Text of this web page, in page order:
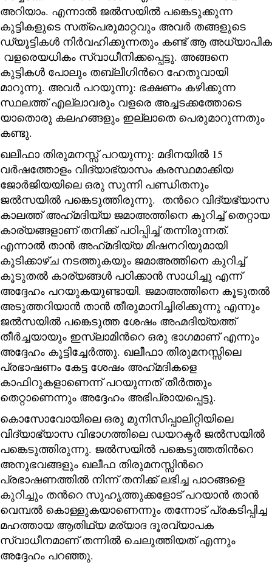
അറിയാം. എന്നാൽ ജൽസയിൽ പങ്കെടുക്കുന്ന
കുട്ടികളുടെ സത്‌പെരുമാറ്റവും അവർ തങ്ങളുടെ
ഡ്യൂട്ടികൾ നിർവഹിക്കുന്നതും കണ്ട് ആ അധ്യാപിക
വളരെയധികം സ്വാധീനിക്കപ്പെട്ടു. അങ്ങനെ
കുട്ടികൾ പോലും തബ്‌ലീഗിന്‍റെ ഹേതുവായി
മാറുന്നു. അവർ പറയുന്നു: ഭക്ഷണം കഴിക്കുന്ന
സ്ഥലത്ത് എല്ലാവരും വളരെ അച്ചടക്കത്തോടെ
യാതൊരു കലഹങ്ങളും ഇല്ലാതെ പെരുമാറുന്നതും
കണ്ടു.
ഖലീഫാ തിരുമനസ്സ് പറയുന്നു: മദീനയിൽ 15
വർഷത്തോളം വിദ്യാഭ്യാസം കരസ്ഥമാക്കിയ
ജോർജിയയിലെ ഒരു സുന്നി പണ്ഡിതനും
ജൽസയിൽ പങ്കെടുത്തിരുന്നു. തന്‍റെ വിദ്യഭ്യാസ
കാലത്ത് അഹ്‌മദിയ്യ ജമാഅത്തിനെ കുറിച്ച് തെറ്റായ
കാര്യങ്ങളാണ് തനിക്ക് പഠിപ്പിച്ച് തന്നിരുന്നത്.
എന്നാൽ താന്‍ അഹ്‌മദിയ്യ മിഷനറിയുമായി
കൂടിക്കാഴ്ച നടത്തുകയും ജമാഅത്തിനെ കുറിച്ച്
കൂടുതൽ കാര്യങ്ങൾ പഠിക്കാൻ സാധിച്ചു എന്ന്
അദ്ദേഹം പറയുകയുണ്ടായി. ജമാഅത്തിനെ കൂടുതൽ
അടുത്തറിയാൻ താൻ തീരുമാനിച്ചിരിക്കുന്നു എന്നും
ജൽസയിൽ പങ്കെടുത്ത ശേഷം അഹ്മദിയ്യത്ത്
തീർച്ചയായും ഇസ്‌ലാമിന്‍റെ ഒരു ഭാഗമാണ് എന്നും
അദ്ദേഹം കൂട്ടിച്ചേർത്തു. ഖലീഫാ തിരുമനസ്സിലെ
പ്രഭാഷണം കേട്ട ശേഷം അഹ്‌മദികളെ
കാഫിറുകളാണെന്ന് പറയുന്നത് തീർത്തും
തെറ്റാണെന്നും അദ്ദേഹം അഭിപ്രായപ്പെട്ടു.
കൊസോവോയിലെ ഒരു മുനിസിപ്പാലിറ്റിയിലെ
വിദ്യാഭ്യാസ വിഭാഗത്തിലെ ഡയറക്ടർ ജൽസയിൽ
പങ്കെടുത്തിരുന്നു. ജൽസയിൽ പങ്കെടുത്തതിന്‍റെ
അനുഭവങ്ങളും ഖലീഫ തിരുമനസ്സിന്‍റെ
പ്രഭാഷണത്തിൽ നിന്ന് തനിക്ക് ലഭിച്ച പാഠങ്ങളെ
കുറിച്ചും തന്‍റെ സുഹൃത്തുക്കളോട് പറയാൻ താൻ
വെമ്പൽ കൊള്ളുകയാണെന്നും തന്നോട് പ്രകടിപ്പിച്ച
മഹത്തായ ആതിഥ്യ മര്യാദ ദൂരവ്യാപക
സ്വാധീനമാണ് തന്നിൽ ചെലുത്തിയത് എന്നും
അദ്ദേഹം പറഞ്ഞു.